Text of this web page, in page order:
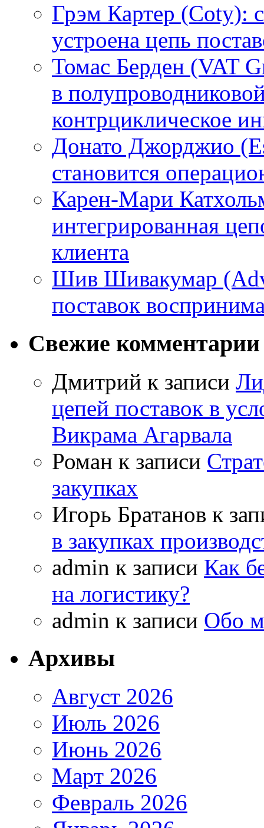
Грэм Картер (Coty):
устроена цепь
Томас Берден (VAT
в
контрциклическое
Донато Джорджио
становится
Карен-Мари
интегрированная
клиента
Шив Шивакумар
поставок
Свежие комментарии
Дмитрий к записи
цепей поставок в
Викрама Агарвала
Роман к записи
закупках
Игорь Братанов к
в закупках
admin к записи Как
на логистику?
admin к записи Обо
Архивы
Август 2026
Июль 2026
Июнь 2026
Март 2026
Февраль 2026